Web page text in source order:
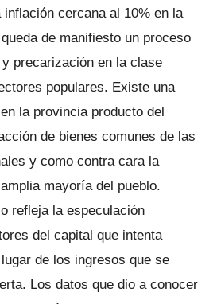
inflación cercana al 10% en la
de manifiesto un proceso
precarización en la clase
populares. Existe una
la provincia producto del
de bienes comunes de las
y como contra cara la
mayoría del pueblo.
refleja la especulación
del capital que intenta
de los ingresos que se
Los datos que dio a conocer